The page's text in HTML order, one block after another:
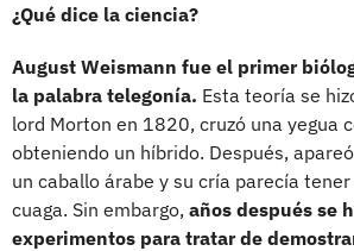
¿Qué dice la ciencia?
August Weismann fue el primer
la palabra telegonía. Esta teoría se
lord Morton en 1820, cruzó una yegua
obteniendo un híbrido. Después,
un caballo árabe y su cría parecía
cuaga. Sin embargo, años después se
experimentos para tratar de